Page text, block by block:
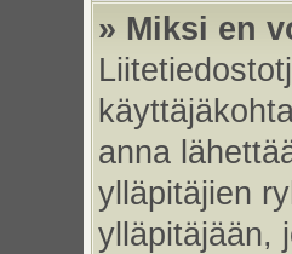
» Miksi en
anna
ylläpitäjien
ylläpitäjään,